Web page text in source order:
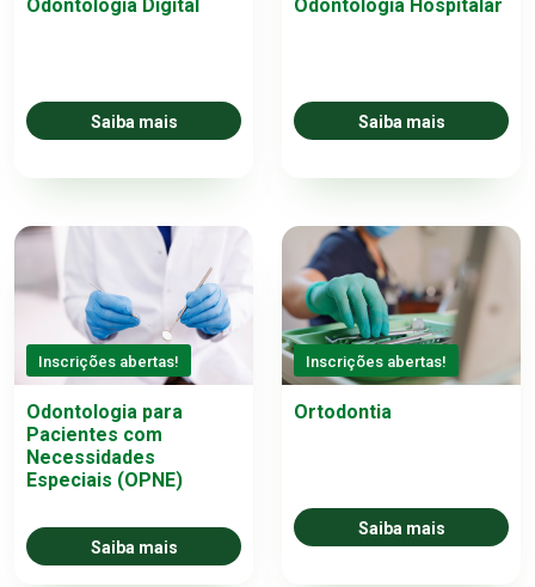
Odontologia Digital
Saiba mais
Odontologia Hospitalar
Saiba mais
Inscrições abertas!
Odontologia para
Pacientes com
Necessidades
Especiais (OPNE)
Saiba mais
Inscrições abertas!
Ortodontia
Saiba mais